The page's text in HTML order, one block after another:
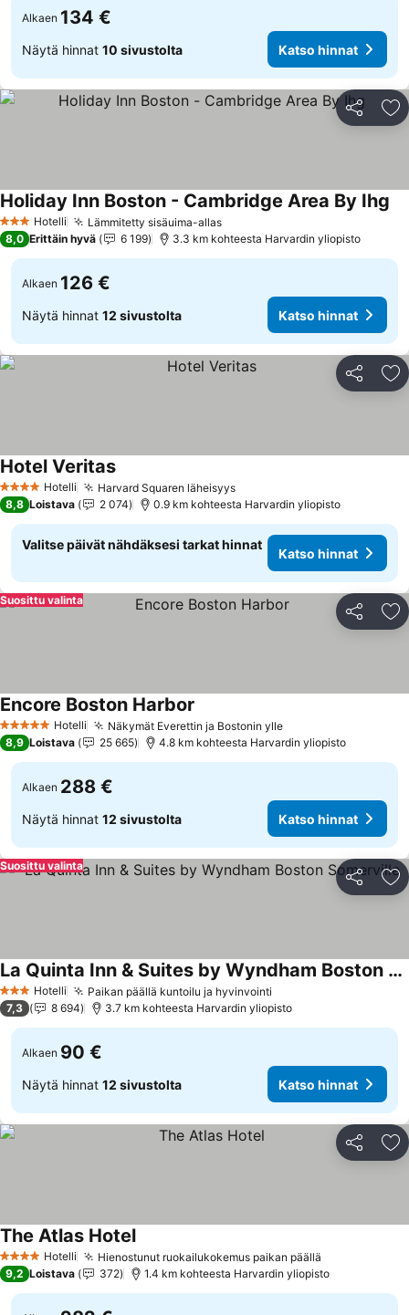
Alkaen 134 €
Näytä hinnat 10 sivustolta Katso hinnat
Jaa
3 Tähtiluokitus
Hotelli Lämmitetty sisäuima-allas
Holiday Inn Boston - Cambridge Area By Ihg
8,0 Erittäin hyvä 6 199 3.3 km kohteesta Harvardin yliopisto
Alkaen 126 €
Näytä hinnat 12 sivustolta Katso hinnat
Jaa
4 Tähtiluokitus
Hotelli Harvard Squaren läheisyys
Hotel Veritas
8,8 Loistava 2 074 0.9 km kohteesta Harvardin yliopisto
Valitse päivät nähdäksesi tarkat hinnat
Katso hinnat
Jaa
Suosittu valinta
5 Tähtiluokitus
Hotelli Näkymät Everettin ja Bostonin ylle
Encore Boston Harbor
8,9 Loistava 25 665 4.8 km kohteesta Harvardin yliopisto
Alkaen 288 €
Näytä hinnat 12 sivustolta Katso hinnat
Jaa
Suosittu valinta
3 Tähtiluokitus
Hotelli Paikan päällä kuntoilu ja hyvinvointi
La Quinta Inn & Suites by Wyndham Boston Somerville
7,3 8 694 3.7 km kohteesta Harvardin yliopisto
Alkaen 90 €
Näytä hinnat 12 sivustolta Katso hinnat
Jaa
4 Tähtiluokitus
Hotelli Hienostunut ruokailukokemus paikan päällä
The Atlas Hotel
9,2 Loistava 372 1.4 km kohteesta Harvardin yliopisto